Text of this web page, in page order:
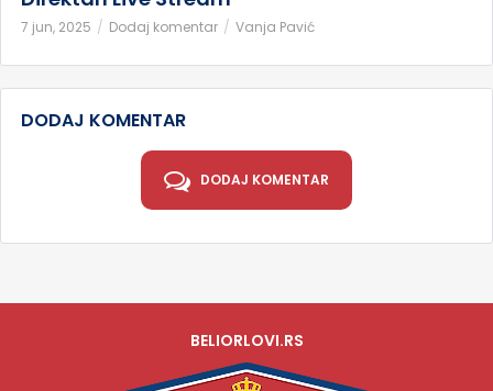
7 jun, 2025 Dodaj komentar Vanja Pavić
DODAJ KOMENTAR
DODAJ KOMENTAR
BELIORLOVI.RS